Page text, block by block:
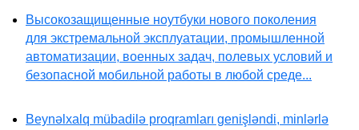
Высокозащищенные ноутбуки нового поколения
для экстремальной эксплуатации, промышленной
автоматизации, военных задач, полевых условий и
безопасной мобильной работы в любой среде...
Beynəlxalq mübadilə proqramları genişləndi, minlərlə